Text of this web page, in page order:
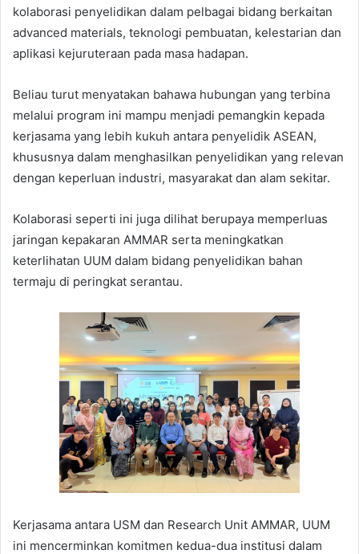
kolaborasi penyelidikan dalam pelbagai bidang berkaitan
advanced materials, teknologi pembuatan, kelestarian dan
aplikasi kejuruteraan pada masa hadapan.
Beliau turut menyatakan bahawa hubungan yang terbina
melalui program ini mampu menjadi pemangkin kepada
kerjasama yang lebih kukuh antara penyelidik ASEAN,
khususnya dalam menghasilkan penyelidikan yang relevan
dengan keperluan industri, masyarakat dan alam sekitar.
Kolaborasi seperti ini juga dilihat berupaya memperluas
jaringan kepakaran AMMAR serta meningkatkan
keterlihatan UUM dalam bidang penyelidikan bahan
termaju di peringkat serantau.
Kerjasama antara USM dan Research Unit AMMAR, UUM
ini mencerminkan komitmen kedua-dua institusi dalam